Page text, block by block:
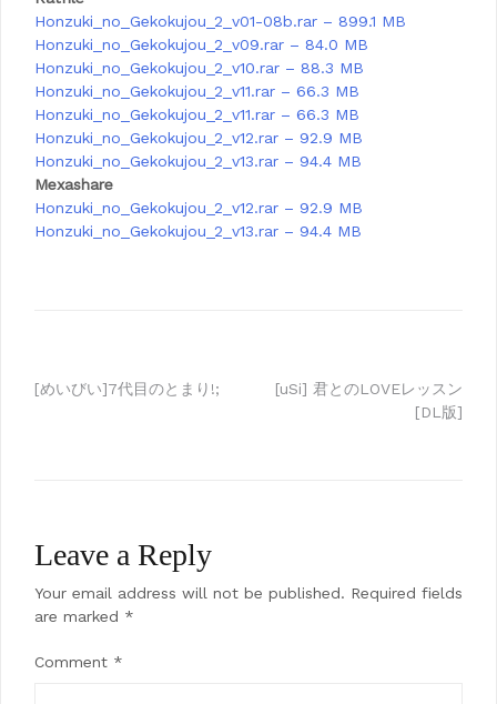
Honzuki_no_Gekokujou_2_v01-08b.rar – 899.1 MB
Honzuki_no_Gekokujou_2_v09.rar – 84.0 MB
Honzuki_no_Gekokujou_2_v10.rar – 88.3 MB
Honzuki_no_Gekokujou_2_v11.rar – 66.3 MB
Honzuki_no_Gekokujou_2_v11.rar – 66.3 MB
Honzuki_no_Gekokujou_2_v12.rar – 92.9 MB
Honzuki_no_Gekokujou_2_v13.rar – 94.4 MB
Mexashare
Honzuki_no_Gekokujou_2_v12.rar – 92.9 MB
Honzuki_no_Gekokujou_2_v13.rar – 94.4 MB
Post
[めいびい]7代目のとまり!;
[uSi] 君とのLOVEレッスン
[DL版]
Leave a Reply
Your email address will not be published. Required fields
are marked *
Comment *